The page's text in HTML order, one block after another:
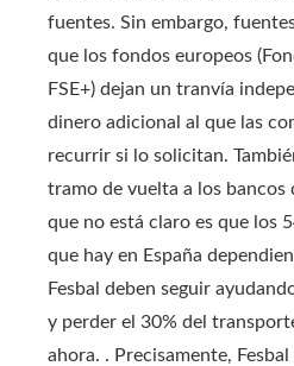
fuentes. Sin embargo,
que los fondos europeos
FSE+) dejan un tranvía
dinero adicional al que las
recurrir si lo solicitan.
tramo de vuelta a los bancos
que no está claro es que los
que hay en España
Fesbal deben seguir
y perder el 30% del
ahora. . Precisamente,